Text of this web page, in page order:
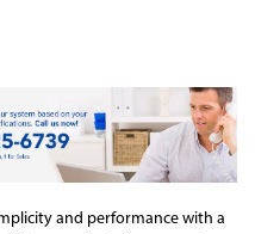
and performance with a